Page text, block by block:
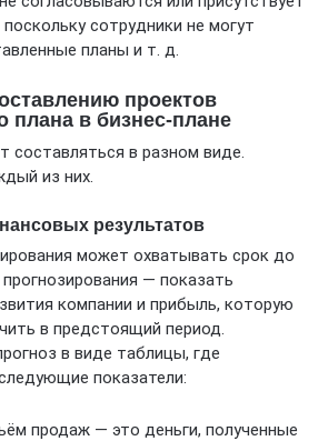
сотрудники не могут
планы и т. д.
проектов
плана в бизнес-плане
составляться в разном виде.
из них.
результатов
может охватывать срок до
— показать
компании и прибыль, которую
в предстоящий период.
в виде таблицы, где
показатели:
продаж — это деньги, полученные